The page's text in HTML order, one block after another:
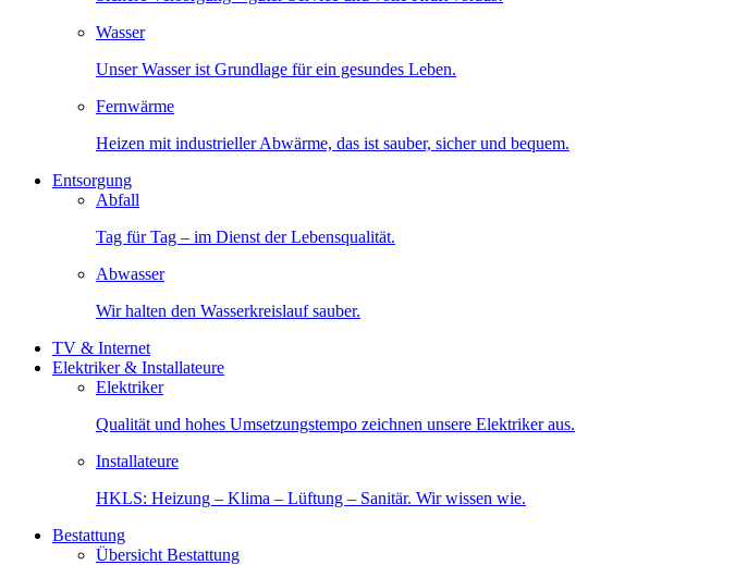
Wasser
Unser Wasser ist Grundlage für ein gesundes Leben.
Fernwärme
Heizen mit industrieller Abwärme, das ist sauber, sicher und bequem.
Entsorgung
Abfall
Tag für Tag – im Dienst der Lebensqualität.
Abwasser
Wir halten den Wasserkreislauf sauber.
TV & Internet
Elektriker & Installateure
Elektriker
Qualität und hohes Umsetzungstempo zeichnen unsere Elektriker aus.
Installateure
HKLS: Heizung – Klima – Lüftung – Sanitär. Wir wissen wie.
Bestattung
Übersicht Bestattung